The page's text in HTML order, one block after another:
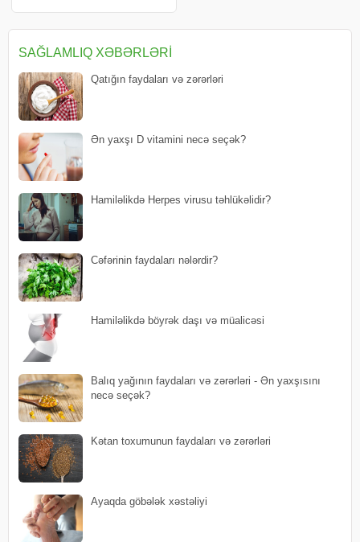
görülən sağlamlıq problemidir.
Həm uşaqlarda həm də
böyüklərd
SAĞLAMLIQ XƏBƏRLƏRI
Qatığın faydaları və zərərləri
Ən yaxşı D vitamini necə seçək?
Hamiləlikdə Herpes virusu təhlükəlidir?
Cəfərinin faydaları nələrdir?
Hamiləlikdə böyrək daşı və müalicəsi
Balıq yağının faydaları və zərərləri - Ən yaxşısını
necə seçək?
Kətan toxumunun faydaları və zərərləri
Ayaqda göbələk xəstəliyi